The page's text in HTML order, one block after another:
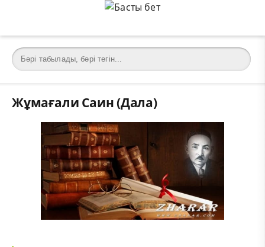
Жұмағали Саин (Дала)